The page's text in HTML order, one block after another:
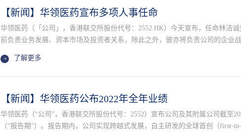
【新闻】华领医药宣布多项人事任命
华领医药（「公司」，香港联交所股份代号：2552.HK）今天宣布，任命林洁
前负责业务发展、资本市场及投资者关系，除此之外，彼亦将负责公司的企业
了解更多
【新闻】华领医药公布2022年全年业绩
华领医药（“公司”，香港联交所股份代号：2552）宣布公司及其附属公司截至
（“报告期”）。报告期内，公司实现跨越式发展，自主研发的全球首创（first-